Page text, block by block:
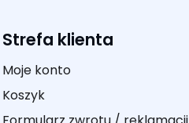
Strefa klienta
Moje konto
Koszyk